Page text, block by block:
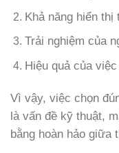
Khả năng hiển thị
Trải nghiệm của
Hiệu quả của
Vì vậy, việc chọn
là vấn đề kỹ thuật,
bằng hoàn hảo giữa